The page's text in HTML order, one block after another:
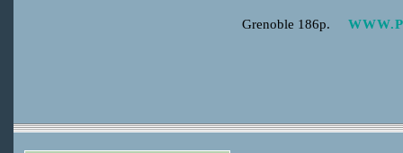
Grenoble 186p.